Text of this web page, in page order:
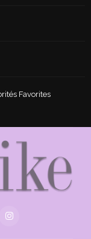
Favorites